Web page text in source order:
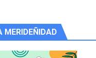
MERIDEÑIDAD